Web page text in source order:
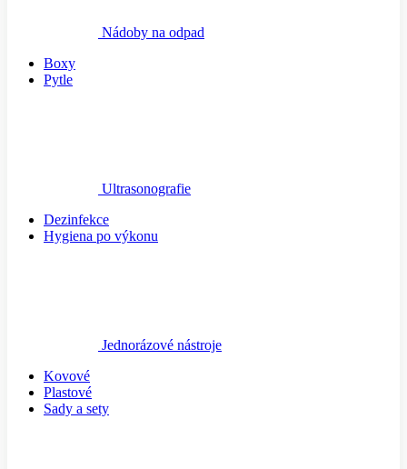
Nádoby na odpad
Boxy
Pytle
Ultrasonografie
Dezinfekce
Hygiena po výkonu
Jednorázové nástroje
Kovové
Plastové
Sady a sety